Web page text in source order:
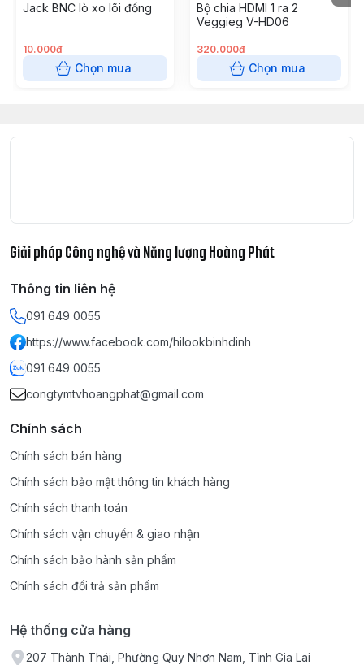
Model:V-E008
Đầu bấm dây mạng RJ45
Tương thích:
Chất liệu:Chân bấm đồng, mạ vàng 24K
Jack BNC lò xo lõi đồng
10.000đ
Chọn mua
Bộ chia HDMI 1 ra 2
Veggieg V-HD06
320.000đ
Chọn mua
Giải pháp Công nghệ và Năng lượng Hoàng Phát
Thông tin liên hệ
091 649 0055
https://www.facebook.com/hilookbinhdinh
091 649 0055
congtymtvhoangphat@gmail.com
Chính sách
Chính sách bán hàng
Chính sách bảo mật thông tin khách hàng
Chính sách thanh toán
Chính sách vận chuyển & giao nhận
Chính sách bảo hành sản phẩm
Chính sách đổi trả sản phẩm
Hệ thống cửa hàng
207 Thành Thái, Phường Quy Nhơn Nam, Tỉnh Gia Lai